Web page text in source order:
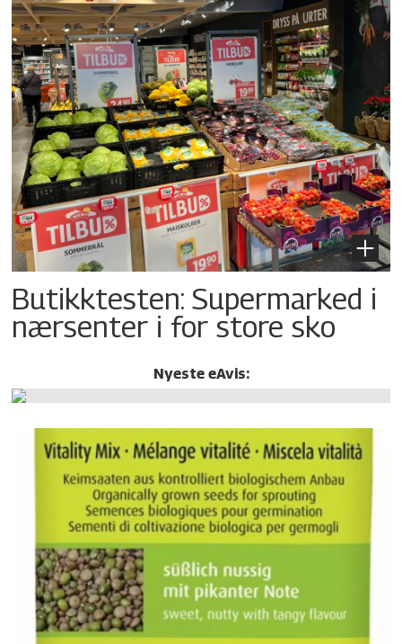
Butikktesten: Supermarked i
nærsenter i for store sko
Nyeste eAvis: